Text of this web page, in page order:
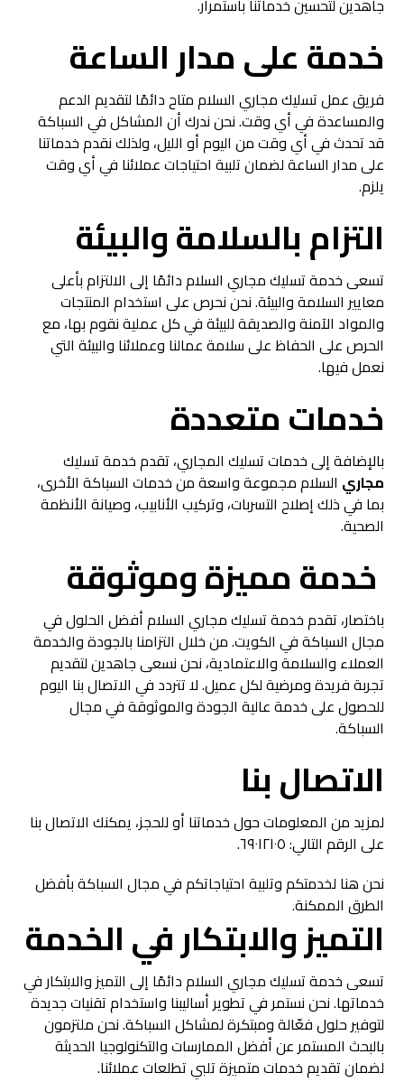
خدمة على مدار الساعة
فريق عمل تسليك مجاري السلام متاح دائمًا لتقديم الدعم
والمساعدة في أي وقت. نحن ندرك أن المشاكل في السباكة
قد تحدث في أي وقت من اليوم أو الليل، ولذلك نقدم خدماتنا
على مدار الساعة لضمان تلبية احتياجات عملائنا في أي وقت
يلزم.
التزام بالسلامة والبيئة
تسعى خدمة تسليك مجاري السلام دائمًا إلى الالتزام بأعلى
معايير السلامة والبيئة. نحن نحرص على استخدام المنتجات
والمواد الآمنة والصديقة للبيئة في كل عملية نقوم بها، مع
الحرص على الحفاظ على سلامة عمالنا وعملائنا والبيئة التي
نعمل فيها.
خدمات متعددة
بالإضافة إلى خدمات تسليك المجاري، تقدم خدمة تسليك
مجاري السلام مجموعة واسعة من خدمات السباكة الأخرى،
بما في ذلك إصلاح التسربات، وتركيب الأنابيب، وصيانة الأنظمة
الصحية.
خدمة مميزة وموثوقة
باختصار، تقدم خدمة تسليك مجاري السلام أفضل الحلول في
مجال السباكة في الكويت. من خلال التزامنا بالجودة والخدمة
العملاء والسلامة والاعتمادية، نحن نسعى جاهدين لتقديم
تجربة فريدة ومرضية لكل عميل. لا تتردد في الاتصال بنا اليوم
للحصول على خدمة عالية الجودة والموثوقة في مجال
السباكة.
الاتصال بنا
لمزيد من المعلومات حول خدماتنا أو للحجز، يمكنك الاتصال بنا
على الرقم التالي: ٦٩٠١٢١٠٥.
نحن هنا لخدمتكم وتلبية احتياجاتكم في مجال السباكة بأفضل
الطرق الممكنة.
التميز والابتكار في الخدمة
تسعى خدمة تسليك مجاري السلام دائمًا إلى التميز والابتكار في
خدماتها. نحن نستمر في تطوير أساليبنا واستخدام تقنيات جديدة
لتوفير حلول فعّالة ومبتكرة لمشاكل السباكة. نحن ملتزمون
بالبحث المستمر عن أفضل الممارسات والتكنولوجيا الحديثة
لضمان تقديم خدمات متميزة تلبي تطلعات عملائنا.